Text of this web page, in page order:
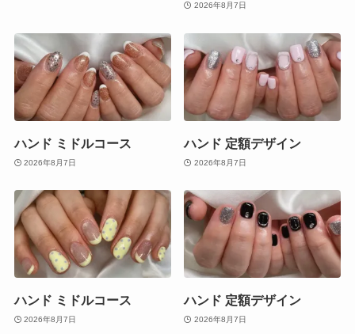
2026年8月7日
ハンド ミドルコース
2026年8月7日
ハンド 定額デザイン
2026年8月7日
ハンド ミドルコース
2026年8月7日
ハンド 定額デザイン
2026年8月7日